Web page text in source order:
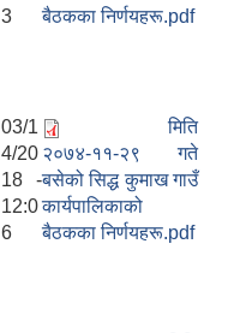
3
बैठकका निर्णयहरू.pdf
03/1
4/20
18 -
12:0
6
मिति
२०७४-११-२९ गते
बसेको सिद्ध कुमाख गाउँ
कार्यपालिकाको
बैठकका निर्णयहरू.pdf